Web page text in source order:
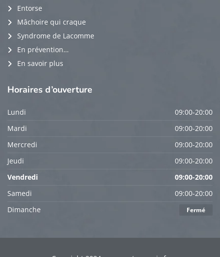
Entorse
Mâchoire qui craque
Syndrome de Lacomme
En prévention…
En savoir plus
Horaires d’ouverture
Lundi
09:00-20:00
Mardi
09:00-20:00
Mercredi
09:00-20:00
Jeudi
09:00-20:00
Vendredi
09:00-20:00
Samedi
09:00-20:00
Dimanche
Fermé